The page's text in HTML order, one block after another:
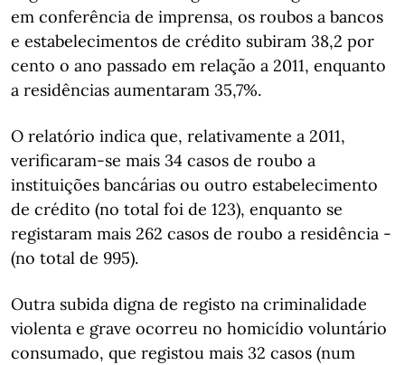
em conferência de imprensa, os roubos a bancos
e estabelecimentos de crédito subiram 38,2 por
cento o ano passado em relação a 2011, enquanto
a residências aumentaram 35,7%.
O relatório indica que, relativamente a 2011,
verificaram-se mais 34 casos de roubo a
instituições bancárias ou outro estabelecimento
de crédito (no total foi de 123), enquanto se
registaram mais 262 casos de roubo a residência -
(no total de 995).
Outra subida digna de registo na criminalidade
violenta e grave ocorreu no homicídio voluntário
consumado, que registou mais 32 casos (num